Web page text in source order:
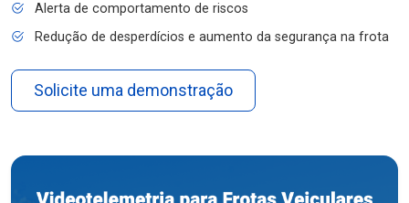
Alerta de comportamento de riscos
Redução de desperdícios e aumento da segurança na frota
Solicite uma demonstração